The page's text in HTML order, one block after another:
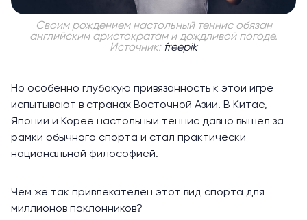
Своим рождением настольный теннис обязан
английским аристократам и дождливой погоде.
Источник: freepik
Но особенно глубокую привязанность к этой игре
испытывают в странах Восточной Азии. В Китае,
Японии и Корее настольный теннис давно вышел за
рамки обычного спорта и стал практически
национальной философией.
Чем же так привлекателен этот вид спорта для
миллионов поклонников?